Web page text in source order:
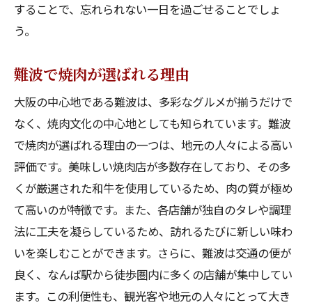
アクセスガイド付き！難波で焼肉を堪能するた
効率よく焼肉を楽しむプラン
アクセスガイドで迷わない店選び
焼肉と観光を楽しむための計画
難波での焼肉とアクセス情報まとめ
焼肉店へのアクセスを徹底解説
することで、忘れられない一日を過ごせることでしょ
う。
難波で焼肉が選ばれる理由
大阪の中心地である難波は、多彩なグルメが揃うだけで
なく、焼肉文化の中心地としても知られています。難波
で焼肉が選ばれる理由の一つは、地元の人々による高い
評価です。美味しい焼肉店が多数存在しており、その多
くが厳選された和牛を使用しているため、肉の質が極め
て高いのが特徴です。また、各店舗が独自のタレや調理
法に工夫を凝らしているため、訪れるたびに新しい味わ
いを楽しむことができます。さらに、難波は交通の便が
良く、なんば駅から徒歩圏内に多くの店舗が集中してい
ます。この利便性も、観光客や地元の人々にとって大き